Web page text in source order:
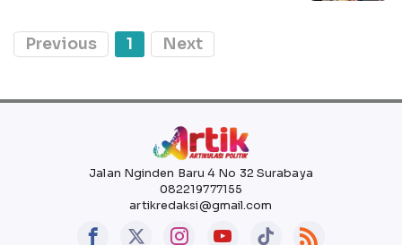
Previous 1 Next
Jalan Nginden Baru 4 No 32 Surabaya
082219777155
artikredaksi@gmail.com